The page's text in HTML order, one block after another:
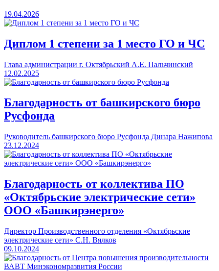
19.04.2026
Диплом 1 степени за 1 место ГО и ЧС
Глава администрации г. Октябрьский А.Е. Пальчинский
12.02.2025
Благодарность от башкирского бюро
Русфонда
Руководитель башкирского бюро Русфонда Динара Нажипова
23.12.2024
Благодарность от коллектива ПО
«Октябрьские электрические сети»
ООО «Башкирэнерго»
Директор Производственного отделения «Октябрьские
электрические сети» С.Н. Вялков
09.10.2024